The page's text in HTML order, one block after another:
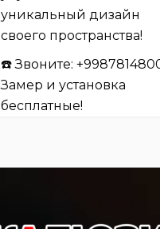
уникальный дизайн
своего пространства!
☎️ Звоните:
Замер и установка
бесплатные!